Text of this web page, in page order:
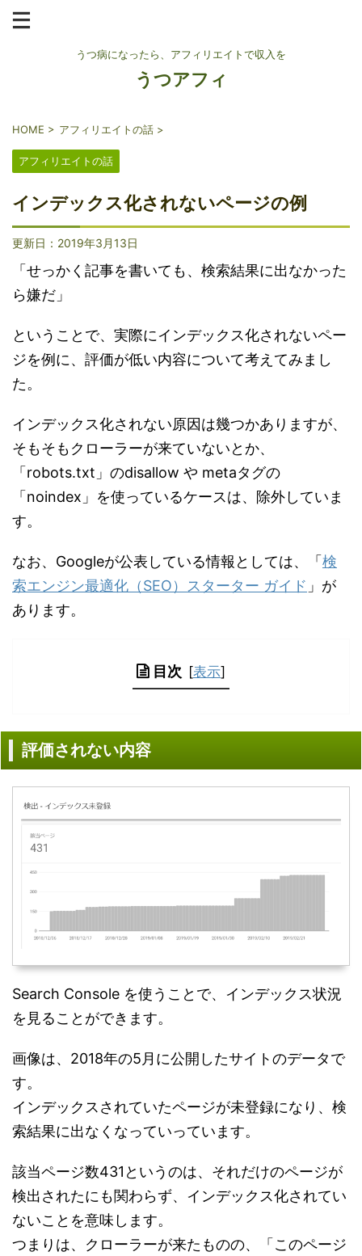
うつ病になったら、アフィリエイトで収入を
うつアフィ
HOME > アフィリエイトの話 >
アフィリエイトの話
インデックス化されないページの例
更新日： 2019年3月13日
「せっかく記事を書いても、検索結果に出なかった
ら嫌だ」
ということで、実際にインデックス化されないペー
ジを例に、評価が低い内容について考えてみまし
た。
インデックス化されない原因は幾つかありますが、
そもそもクローラーが来ていないとか、
「robots.txt」のdisallow や metaタグの
「noindex」を使っているケースは、除外していま
す。
なお、Googleが公表している情報としては、「 検
索エンジン最適化（SEO）スターター ガイド 」が
あります。
目次 [表示]
評価されない内容
Search Console を使うことで、インデックス状況
を見ることができます。
画像は、2018年の5月に公開したサイトのデータで
す。
インデックスされていたページが未登録になり、検
索結果に出なくなっていっています。
該当ページ数431というのは、それだけのページが
検出されたにも関わらず、インデックス化されてい
ないことを意味します。
つまりは、クローラーが来たものの、「このページ